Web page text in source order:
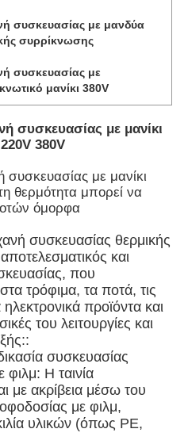
συσκευασίας με μανδύα
συρρίκνωσης
συσκευασίας με
μανίκι 380V
συσκευασίας με μανίκι
380V
με μανίκι
θερμότητα μπορεί να
όμορφα
συσκευασίας θερμικής
και
που
τρόφιμα, τα ποτά, τις
προϊόντα και
του λειτουργίες και
συσκευασίας
Η ταινία
με ακρίβεια μέσω του
με φιλμ,
υλικών (όπως PE,